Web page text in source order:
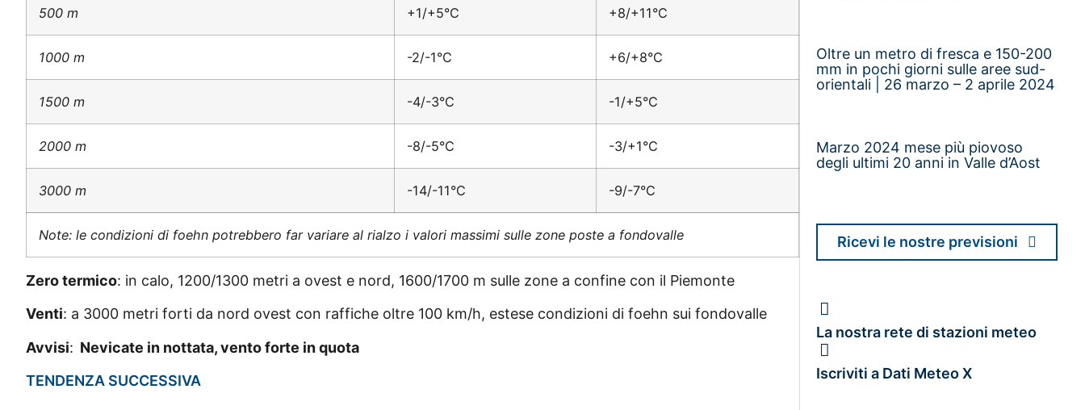
500 m +1/+5°C +8/+11°C
1000 m -2/-1°C +6/+8°C
1500 m -4/-3°C -1/+5°C
2000 m -8/-5°C -3/+1°C
3000 m -14/-11°C -9/-7°C
Note: le condizioni di foehn potrebbero far variare al rialzo i valori massimi sulle zone poste a fondovalle
Zero termico: in calo, 1200/1300 metri a ovest e nord, 1600/1700 m sulle zone a confine con il Piemonte
Venti: a 3000 metri forti da nord ovest con raffiche oltre 100 km/h, estese condizioni di foehn sui fondovalle
Avvisi: Nevicate in nottata, vento forte in quota
TENDENZA SUCCESSIVA
Oltre un metro di fresca e 150-200
mm in pochi giorni sulle aree sud-
orientali | 26 marzo – 2 aprile 2024
Marzo 2024 mese più piovoso
degli ultimi 20 anni in Valle d’Aost
Ricevi le nostre previsioni
La nostra rete di stazioni meteo
Iscriviti a Dati Meteo X